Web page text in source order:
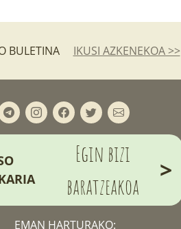
BULETINA IKUSI AZKENEKOA >>
Egin bizi
baratzeakoa
>
EMAN HARTURAKO: